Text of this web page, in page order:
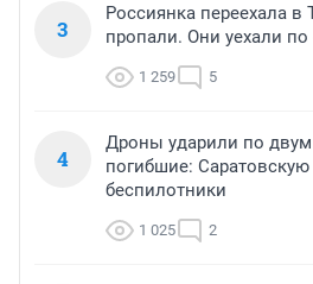
3
Россиянка переехала
пропали. Они уехали по
1 259 5
4
Дроны ударили по двум
погибшие: Саратовскую
беспилотники
1 025 2